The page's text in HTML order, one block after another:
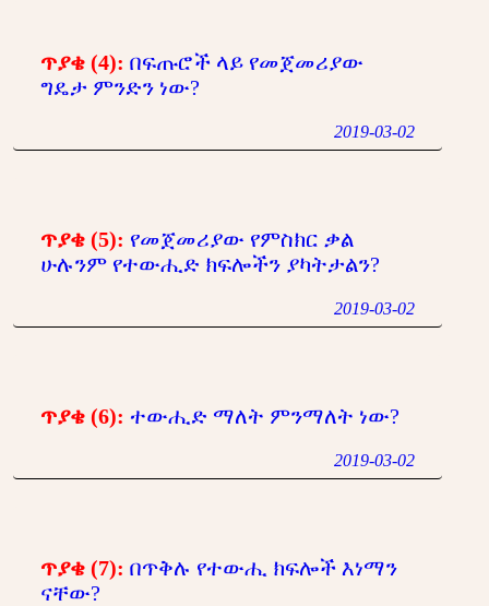
ጥያቄ (4): በፍጡሮች ላይ የመጀመሪያው
ግዴታ ምንድን ነው?
2019-03-02
ጥያቄ (5): የመጀመሪያው የምስክር ቃል
ሁሉንም የተውሒድ ክፍሎችን ያካትታልን?
2019-03-02
ጥያቄ (6): ተውሒድ ማለት ምንማለት ነው?
2019-03-02
ጥያቄ (7): በጥቅሉ የተውሒ ክፍሎች እነማን
ናቸው?